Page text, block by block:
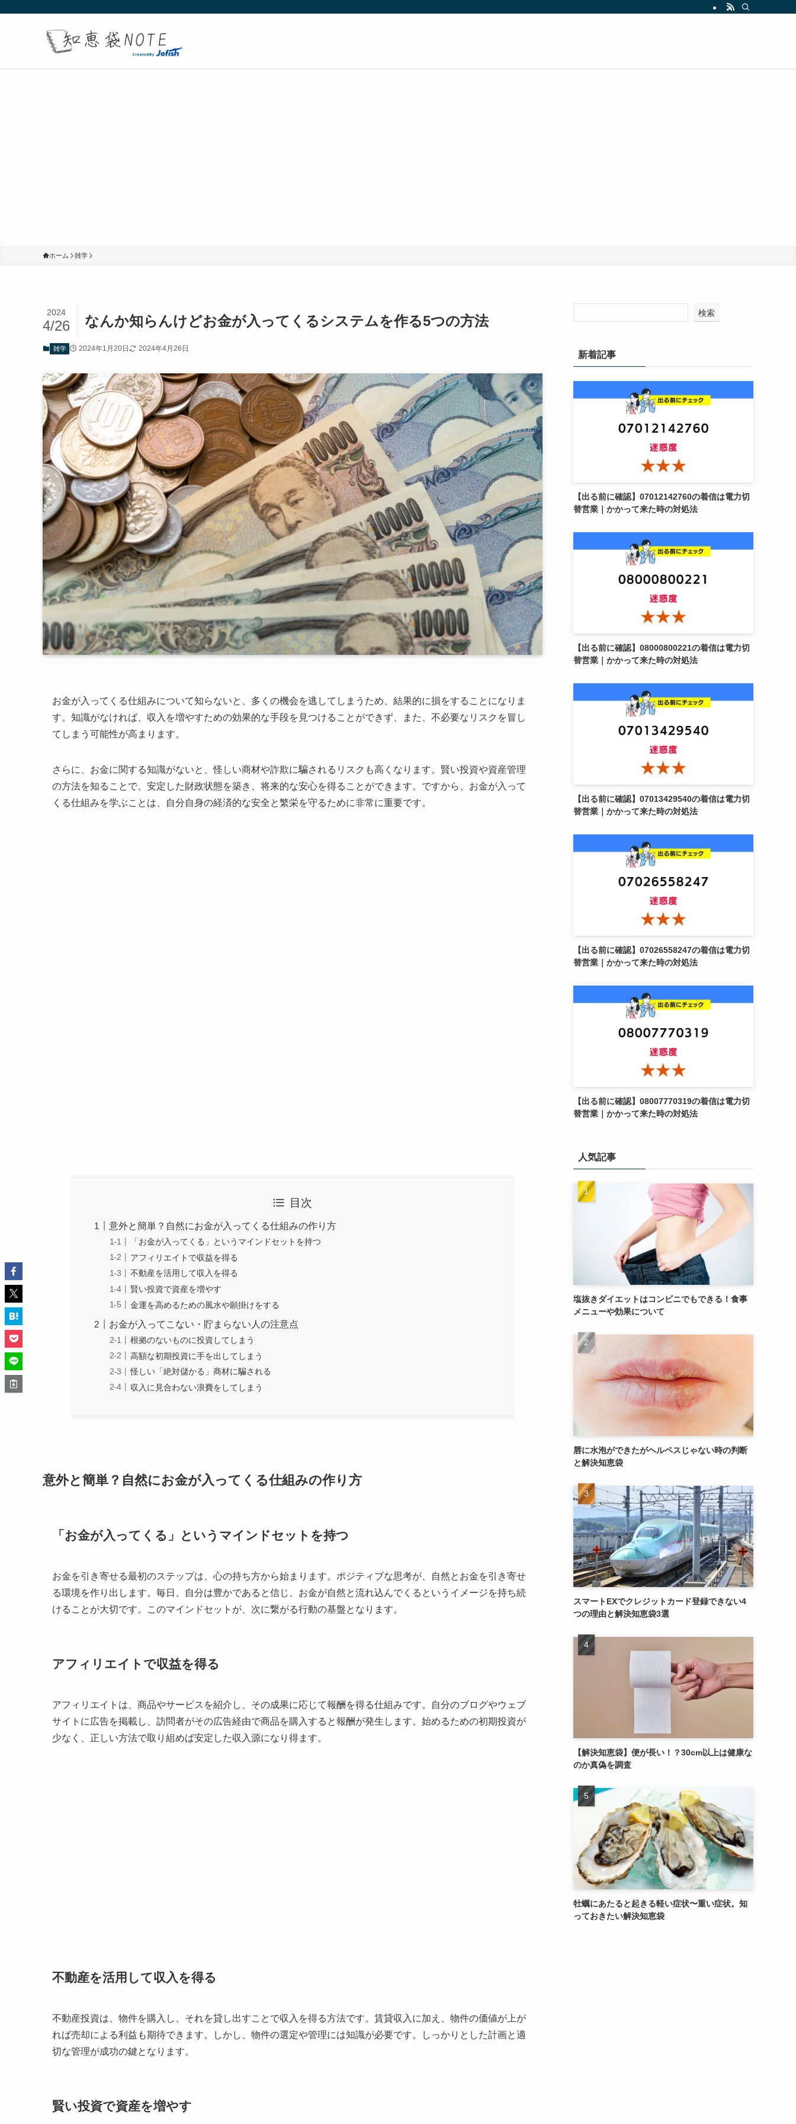
ホーム 雑学
なんか知らんけどお金が入ってくるシステムを作る5つの方法
2024
4/26
雑学 2024年1月20日 2024年4月26日
お金が入ってくる仕組みについて知らないと、多くの機会を逃してしまうため、結果的に損をすることになりま
す。知識がなければ、収入を増やすための効果的な手段を見つけることができず、また、不必要なリスクを冒し
てしまう可能性が高まります。
さらに、お金に関する知識がないと、怪しい商材や詐欺に騙されるリスクも高くなります。賢い投資や資産管理
の方法を知ることで、安定した財政状態を築き、将来的な安心を得ることができます。ですから、お金が入って
くる仕組みを学ぶことは、自分自身の経済的な安全と繁栄を守るために非常に重要です。
目次
意外と簡単？自然にお金が入ってくる仕組みの作り方
「お金が入ってくる」というマインドセットを持つ
アフィリエイトで収益を得る
不動産を活用して収入を得る
賢い投資で資産を増やす
金運を高めるための風水や願掛けをする
お金が入ってこない・貯まらない人の注意点
根拠のないものに投資してしまう
高額な初期投資に手を出してしまう
怪しい「絶対儲かる」商材に騙される
収入に見合わない浪費をしてしまう
意外と簡単？自然にお金が入ってくる仕組みの作り方
「お金が入ってくる」というマインドセットを持つ
お金を引き寄せる最初のステップは、心の持ち方から始まります。ポジティブな思考が、自然とお金を引き寄せ
る環境を作り出します。毎日、自分は豊かであると信じ、お金が自然と流れ込んでくるというイメージを持ち続
けることが大切です。このマインドセットが、次に繋がる行動の基盤となります。
アフィリエイトで収益を得る
アフィリエイトは、商品やサービスを紹介し、その成果に応じて報酬を得る仕組みです。自分のブログやウェブ
サイトに広告を掲載し、訪問者がその広告経由で商品を購入すると報酬が発生します。始めるための初期投資が
少なく、正しい方法で取り組めば安定した収入源になり得ます。
不動産を活用して収入を得る
不動産投資は、物件を購入し、それを貸し出すことで収入を得る方法です。賃貸収入に加え、物件の価値が上が
れば売却による利益も期待できます。しかし、物件の選定や管理には知識が必要です。しっかりとした計画と適
切な管理が成功の鍵となります。
賢い投資で資産を増やす
検索
新着記事
【出る前に確認】07012142760の着信は電力切
替営業｜かかって来た時の対処法
【出る前に確認】08000800221の着信は電力切
替営業｜かかって来た時の対処法
【出る前に確認】07013429540の着信は電力切
替営業｜かかって来た時の対処法
【出る前に確認】07026558247の着信は電力切
替営業｜かかって来た時の対処法
【出る前に確認】08007770319の着信は電力切
替営業｜かかって来た時の対処法
人気記事
塩抜きダイエットはコンビニでもできる！食事
メニューや効果について
唇に水泡ができたがヘルペスじゃない時の判断
と解決知恵袋
スマートEXでクレジットカード登録できない4
つの理由と解決知恵袋3選
【解決知恵袋】便が長い！？30cm以上は健康な
のか真偽を調査
牡蠣にあたると起きる軽い症状〜重い症状。知
っておきたい解決知恵袋